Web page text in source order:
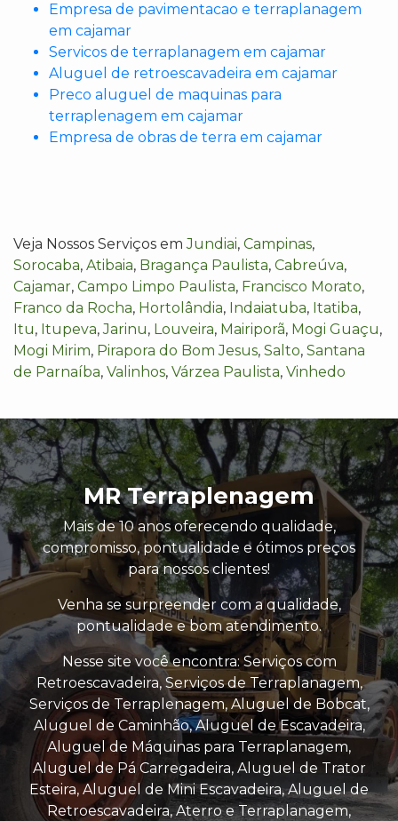
Empresa de pavimentacao e terraplanagem
em cajamar
Servicos de terraplanagem em cajamar
Aluguel de retroescavadeira em cajamar
Preco aluguel de maquinas para
terraplenagem em cajamar
Empresa de obras de terra em cajamar
Veja Nossos Serviços emJundiai, Campinas,
Sorocaba, Atibaia, Bragança Paulista, Cabreúva,
Cajamar, Campo Limpo Paulista, Francisco Morato,
Franco da Rocha, Hortolândia, Indaiatuba, Itatiba,
Itu, Itupeva,Jarinu, Louveira, Mairiporã, Mogi Guaçu,
Mogi Mirim, Pirapora do Bom Jesus, Salto, Santana
de Parnaíba, Valinhos, Várzea Paulista, Vinhedo
MR Terraplenagem
Mais de 10 anos oferecendo qualidade,
compromisso, pontualidade e ótimos preços
para nossos clientes!
Venha se surpreender com a qualidade,
pontualidade e bom atendimento.
Nesse site você encontra: Serviços com
Retroescavadeira, Serviços de Terraplanagem,
Serviços de Terraplenagem, Aluguel de Bobcat,
Aluguel de Caminhão, Aluguel de Escavadeira,
Aluguel de Máquinas para Terraplanagem,
Aluguel de Pá Carregadeira, Aluguel de Trator
Esteira, Aluguel de Mini Escavadeira, Aluguel de
Retroescavadeira, Aterro e Terraplanagem,